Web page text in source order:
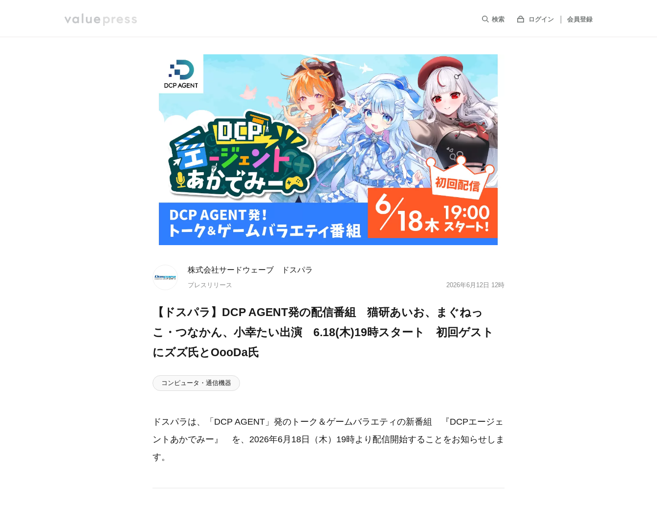
検索 ログイン 会員登録
株式会社サードウェーブ ドスパラ
プレスリリース 2026年6月12日 12時
【ドスパラ】DCP AGENT発の配信番組 猫研あいお、まぐねっ
こ・つなかん、小幸たい出演 6.18(木)19時スタート 初回ゲスト
にズズ氏とOooDa氏
コンピュータ・通信機器
ドスパラは、「DCP AGENT」発のトーク＆ゲームバラエティの新番組 『DCPエージェ
ントあかでみー』 を、2026年6月18日（木）19時より配信開始することをお知らせしま
す。